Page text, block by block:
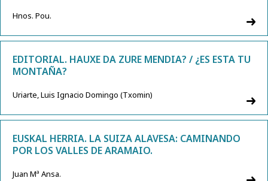
Hnos. Pou.
EDITORIAL. HAUXE DA ZURE MENDIA? / ¿ES ESTA TU
MONTAÑA?
Uriarte, Luis Ignacio Domingo (Txomin)
EUSKAL HERRIA. LA SUIZA ALAVESA: CAMINANDO
POR LOS VALLES DE ARAMAIO.
Juan Mª Ansa.